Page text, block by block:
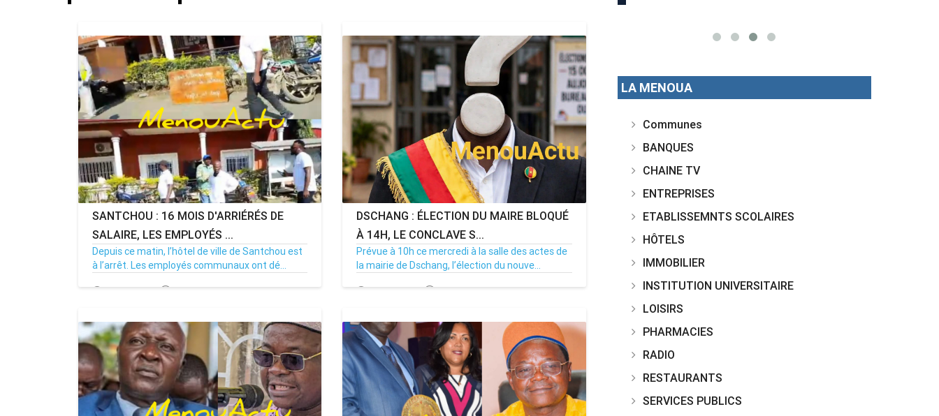
SANTCHOU : 16 MOIS D'ARRIÉRÉS DE
SALAIRE, LES EMPLOYÉS ...
Depuis ce matin, l’hôtel de ville de Santchou est
à l’arrêt. Les employés communaux ont dé...
20/07/26 Par MenouActu 0
DSCHANG : ÉLECTION DU MAIRE BLOQUÉ
À 14H, LE CONCLAVE S...
Prévue à 10h ce mercredi à la salle des actes de
la mairie de Dschang, l’élection du nouve...
15/07/26 Par MenouActu 0
LA MENOUA
Communes
BANQUES
CHAINE TV
ENTREPRISES
ETABLISSEMNTS SCOLAIRES
HÔTELS
IMMOBILIER
INSTITUTION UNIVERSITAIRE
LOISIRS
PHARMACIES
RADIO
RESTAURANTS
SERVICES PUBLICS